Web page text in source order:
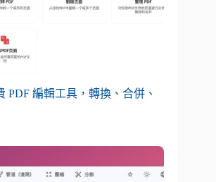
PDF 編輯工具，轉換、合併、